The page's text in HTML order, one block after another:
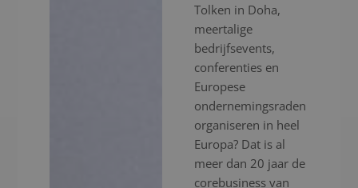
Tolken in Doha,
meertalige
bedrijfsevents,
conferenties en
Europese
ondernemingsraden
organiseren in heel
Europa? Dat is al
meer dan 20 jaar de
corebusiness van